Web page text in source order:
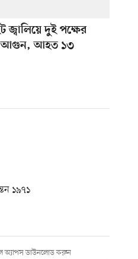
জ্বালিয়ে দুই পক্ষের
আহত ১৩
১৯৭১
অ্যাপস ডাউনলোড করুন